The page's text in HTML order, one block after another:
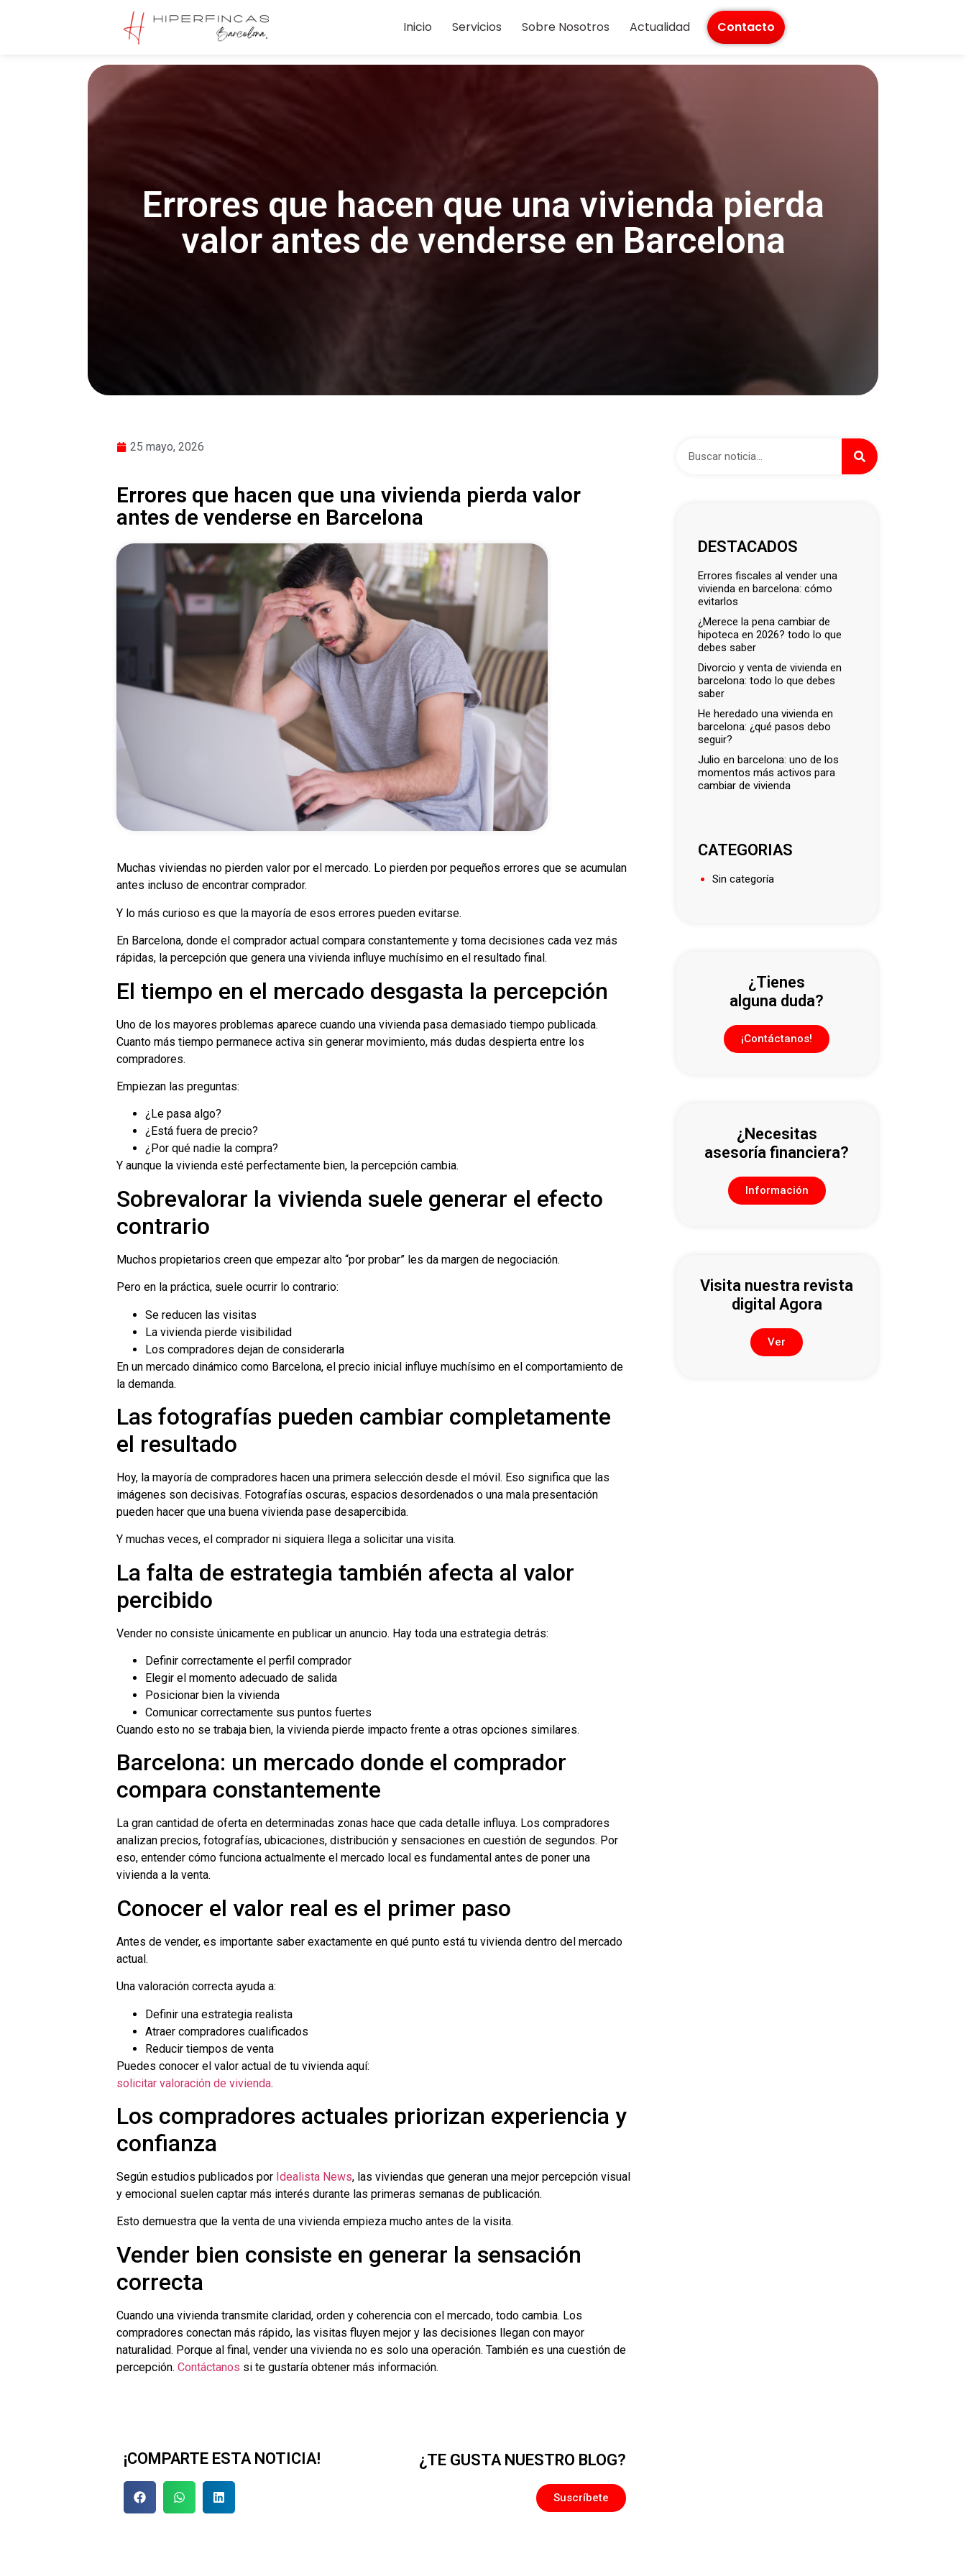
Inicio Servicios Sobre Nosotros Actualidad Contacto
Errores que hacen que una vivienda pierda
valor antes de venderse en Barcelona
25 mayo, 2026
Errores que hacen que una vivienda pierda valor
antes de venderse en Barcelona
Muchas viviendas no pierden valor por el mercado. Lo pierden por pequeños errores que se acumulan
antes incluso de encontrar comprador.
Y lo más curioso es que la mayoría de esos errores pueden evitarse.
En Barcelona, donde el comprador actual compara constantemente y toma decisiones cada vez más
rápidas, la percepción que genera una vivienda influye muchísimo en el resultado final.
El tiempo en el mercado desgasta la percepción
Uno de los mayores problemas aparece cuando una vivienda pasa demasiado tiempo publicada.
Cuanto más tiempo permanece activa sin generar movimiento, más dudas despierta entre los
compradores.
Empiezan las preguntas:
¿Le pasa algo?
¿Está fuera de precio?
¿Por qué nadie la compra?
Y aunque la vivienda esté perfectamente bien, la percepción cambia.
Sobrevalorar la vivienda suele generar el efecto
contrario
Muchos propietarios creen que empezar alto “por probar” les da margen de negociación.
Pero en la práctica, suele ocurrir lo contrario:
Se reducen las visitas
La vivienda pierde visibilidad
Los compradores dejan de considerarla
En un mercado dinámico como Barcelona, el precio inicial influye muchísimo en el comportamiento de
la demanda.
Las fotografías pueden cambiar completamente
el resultado
Hoy, la mayoría de compradores hacen una primera selección desde el móvil. Eso significa que las
imágenes son decisivas. Fotografías oscuras, espacios desordenados o una mala presentación
pueden hacer que una buena vivienda pase desapercibida.
Y muchas veces, el comprador ni siquiera llega a solicitar una visita.
La falta de estrategia también afecta al valor
percibido
Vender no consiste únicamente en publicar un anuncio. Hay toda una estrategia detrás:
Definir correctamente el perfil comprador
Elegir el momento adecuado de salida
Posicionar bien la vivienda
Comunicar correctamente sus puntos fuertes
Cuando esto no se trabaja bien, la vivienda pierde impacto frente a otras opciones similares.
Barcelona: un mercado donde el comprador
compara constantemente
La gran cantidad de oferta en determinadas zonas hace que cada detalle influya. Los compradores
analizan precios, fotografías, ubicaciones, distribución y sensaciones en cuestión de segundos. Por
eso, entender cómo funciona actualmente el mercado local es fundamental antes de poner una
vivienda a la venta.
Conocer el valor real es el primer paso
Antes de vender, es importante saber exactamente en qué punto está tu vivienda dentro del mercado
actual.
Una valoración correcta ayuda a:
Definir una estrategia realista
Atraer compradores cualificados
Reducir tiempos de venta
Puedes conocer el valor actual de tu vivienda aquí:
solicitar valoración de vivienda.
Los compradores actuales priorizan experiencia y
confianza
Según estudios publicados por Idealista News, las viviendas que generan una mejor percepción visual
y emocional suelen captar más interés durante las primeras semanas de publicación.
Esto demuestra que la venta de una vivienda empieza mucho antes de la visita.
Vender bien consiste en generar la sensación
correcta
Cuando una vivienda transmite claridad, orden y coherencia con el mercado, todo cambia. Los
compradores conectan más rápido, las visitas fluyen mejor y las decisiones llegan con mayor
naturalidad. Porque al final, vender una vivienda no es solo una operación. También es una cuestión de
percepción. Contáctanos si te gustaría obtener más información.
¡COMPARTE ESTA NOTICIA! ¿TE GUSTA NUESTRO BLOG?
Suscríbete
DESTACADOS
errores fiscales al vender una
vivienda en barcelona: cómo
evitarlos
¿merece la pena cambiar de
hipoteca en 2026? todo lo que
debes saber
divorcio y venta de vivienda en
barcelona: todo lo que debes
saber
he heredado una vivienda en
barcelona: ¿qué pasos debo
seguir?
julio en barcelona: uno de los
momentos más activos para
cambiar de vivienda
CATEGORIAS
Sin categoría
¿Tienes
alguna duda?
¡Contáctanos!
¿Necesitas
asesoría financiera?
Información
Visita nuestra revista
digital Agora
Ver